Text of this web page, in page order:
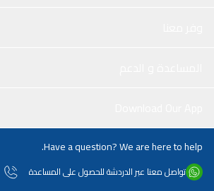
Have a question? We are here to help.
تواصل معنا عبر الدردشة للحصول على المساعدة